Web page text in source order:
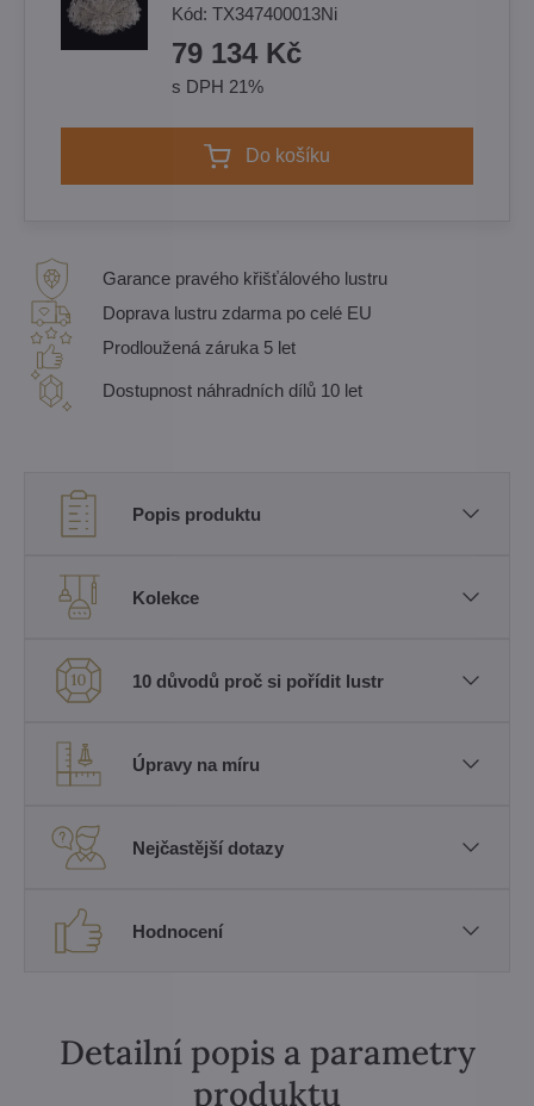
Kód: TX347400013Ni
79 134 Kč
s DPH 21%
Do košíku
Garance pravého křišťálového lustru
Doprava lustru zdarma po celé EU
Prodloužená záruka 5 let
Dostupnost náhradních dílů 10 let
Popis produktu
Kolekce
10 důvodů proč si pořídit lustr
Úpravy na míru
Nejčastější dotazy
Hodnocení
Detailní popis a parametry
produktu